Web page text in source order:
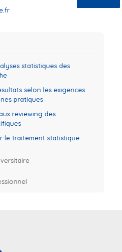
statistiques des
selon les exigences
pratiques
reviewing des
le traitement statistique